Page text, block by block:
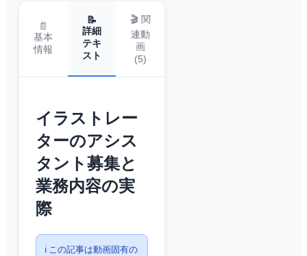
📄
基本
情報
📝
詳細
テキ
スト
🎬 関
連動
画
(5)
イラストレー
ターのアシス
タント募集と
業務内容の実
際
ℹ️ この記事は動画固有の